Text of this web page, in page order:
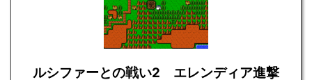
ルシファーとの戦い2 エレンディア進撃